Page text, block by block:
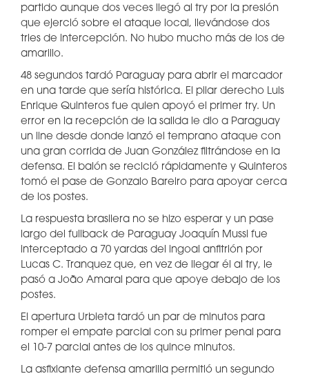
partido aunque dos veces llegó al try por la presión
que ejerció sobre el ataque local, llevándose dos
tries de intercepción. No hubo mucho más de los de
amarillo.
48 segundos tardó Paraguay para abrir el marcador
en una tarde que sería histórica. El pilar derecho Luis
Enrique Quinteros fue quien apoyó el primer try. Un
error en la recepción de la salida le dio a Paraguay
un line desde donde lanzó el temprano ataque con
una gran corrida de Juan González filtrándose en la
defensa. El balón se recicló rápidamente y Quinteros
tomó el pase de Gonzalo Bareiro para apoyar cerca
de los postes.
La respuesta brasilera no se hizo esperar y un pase
largo del fullback de Paraguay Joaquín Mussi fue
interceptado a 70 yardas del ingoal anfitrión por
Lucas C. Tranquez que, en vez de llegar él al try, le
pasó a João Amaral para que apoye debajo de los
postes.
El apertura Urbieta tardó un par de minutos para
romper el empate parcial con su primer penal para
el 10-7 parcial antes de los quince minutos.
La asfixiante defensa amarilla permitió un segundo